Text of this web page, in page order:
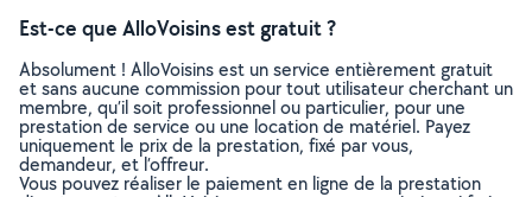
Est-ce que AlloVoisins est gratuit ?
Absolument ! AlloVoisins est un service entièrement gratuit
et sans aucune commission pour tout utilisateur cherchant un
membre, qu’il soit professionnel ou particulier, pour une
prestation de service ou une location de matériel. Payez
uniquement le prix de la prestation, fixé par vous,
demandeur, et l’offreur.
Vous pouvez réaliser le paiement en ligne de la prestation